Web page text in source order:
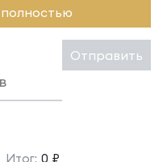
Отправить
Итог: 0 ₽